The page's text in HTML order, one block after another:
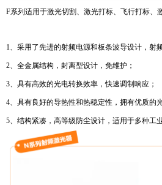
F系列适用于激光切割、激光打标、飞行打标、
1、采用了先进的射频电源和板条波导设计，射
2、全金属结构，封离型设计，免维护；
3、具有高效的光电转换效率，快速调制响应；
4、具有良好的导热性和热稳定性，拥有优质的
5、结构紧凑，高等级防尘设计，适用于多种工业